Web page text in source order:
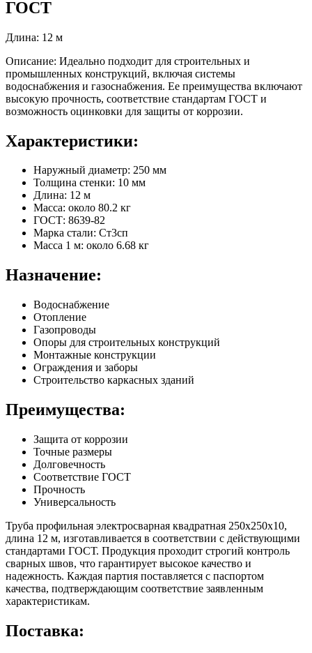
ГОСТ
Длина: 12 м
Описание: Идеально подходит для строительных и
промышленных конструкций, включая системы
водоснабжения и газоснабжения. Ее преимущества включают
высокую прочность, соответствие стандартам ГОСТ и
возможность оцинковки для защиты от коррозии.
Характеристики:
Наружный диаметр: 250 мм
Толщина стенки: 10 мм
Длина: 12 м
Масса: около 80.2 кг
ГОСТ: 8639-82
Марка стали: Ст3сп
Масса 1 м: около 6.68 кг
Назначение:
Водоснабжение
Отопление
Газопроводы
Опоры для строительных конструкций
Монтажные конструкции
Ограждения и заборы
Строительство каркасных зданий
Преимущества:
Защита от коррозии
Точные размеры
Долговечность
Соответствие ГОСТ
Прочность
Универсальность
Труба профильная электросварная квадратная 250х250х10,
длина 12 м, изготавливается в соответствии с действующими
стандартами ГОСТ. Продукция проходит строгий контроль
сварных швов, что гарантирует высокое качество и
надежность. Каждая партия поставляется с паспортом
качества, подтверждающим соответствие заявленным
характеристикам.
Поставка: